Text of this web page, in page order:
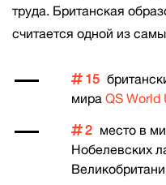
труда. Британская
считается одной из
15
мираQS World
2 место в
Нобелевских